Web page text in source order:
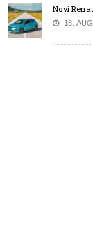
Novi
18.